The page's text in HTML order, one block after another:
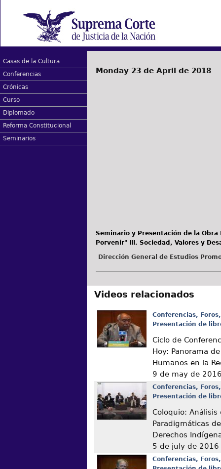
Casas de la Cultura
Conferencias
Crónicas
Curso
Diplomado
Reforma Constitucional
Seminarios
Monday 23 de April de 2018
Seminario y Presentación de la
Porvenir" III. Sociedad, Valores y
Dirección General de Estudios
Videos relacionados
Conferencias,
Presentación de
Ciclo de
Hoy: Panorama
Humanos en la
9 de may de
Conferencias,
Presentación de
Coloquio: Análisis
Paradigmáticas
Derechos
5 de july de 2016
Conferencias,